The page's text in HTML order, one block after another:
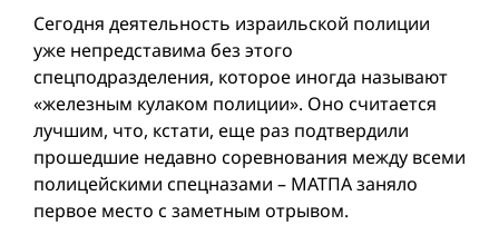
Сегодня деятельность израильской полиции
уже непредставима без этого
спецподразделения, которое иногда называют
«железным кулаком полиции». Оно считается
лучшим, что, кстати, еще раз подтвердили
прошедшие недавно соревнования между всеми
полицейскими спецназами – МАТПА заняло
первое место с заметным отрывом.